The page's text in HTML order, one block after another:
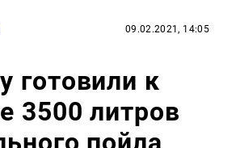
09.02.2021, 14:05
готовили к
3500 литров